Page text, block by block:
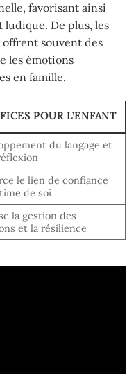
favorisant ainsi
De plus, les
offrent souvent des
les émotions
en famille.
POUR L’ENFANT
du langage et
le lien de confiance
de soi
la gestion des
et la résilience